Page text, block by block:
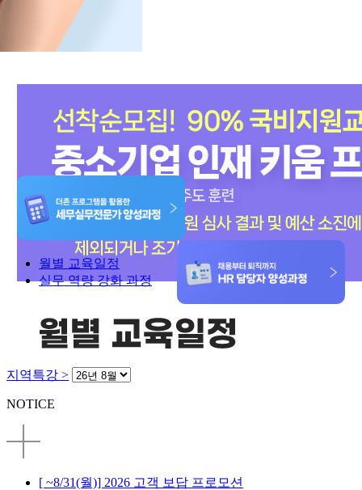
월별 교육일정
실무 역량 강화 과정
지역특강 >
NOTICE
[ ~8/31(월)] 2026 고객 보답 프로모션